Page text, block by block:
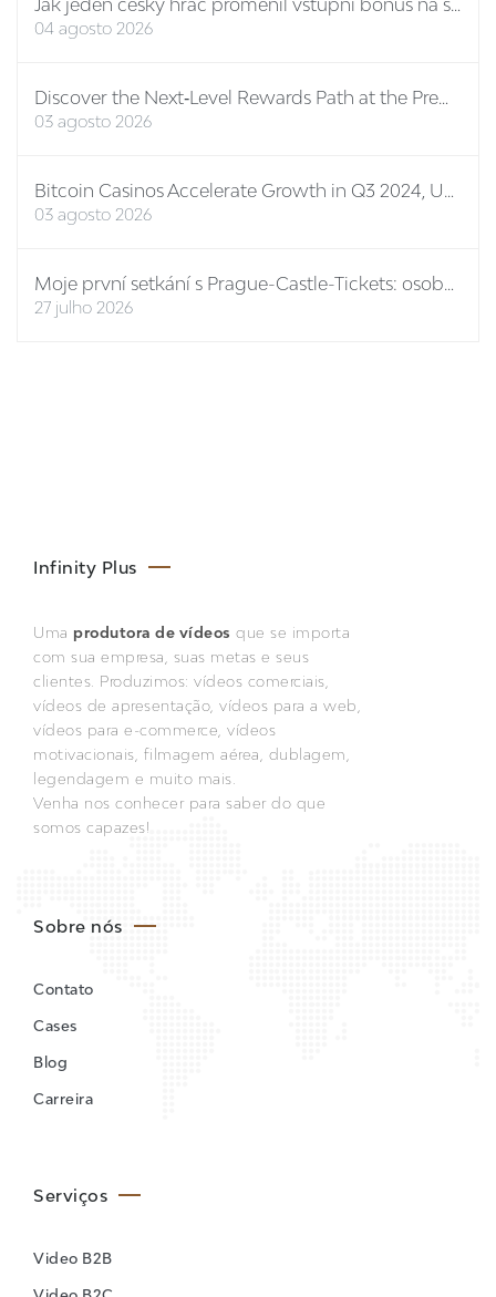
04 agosto 2026
Discover the Next‑Level Rewards Path at the Premier Online Casino No ID
03 agosto 2026
Bitcoin Casinos Accelerate Growth in Q3 2024, Unveiling New Features and Mega Bonuses
03 agosto 2026
Moje první setkání s Prague-Castle-Tickets: osobní report
27 julho 2026
Infinity Plus
Uma produtora de vídeos que se importa
com sua empresa, suas metas e seus
clientes. Produzimos: vídeos comerciais,
vídeos de apresentação, vídeos para a web,
vídeos para e-commerce, vídeos
motivacionais, filmagem aérea, dublagem,
legendagem e muito mais.
Venha nos conhecer para saber do que
somos capazes!
Sobre nós
Contato
Cases
Blog
Carreira
Serviços
Video B2B